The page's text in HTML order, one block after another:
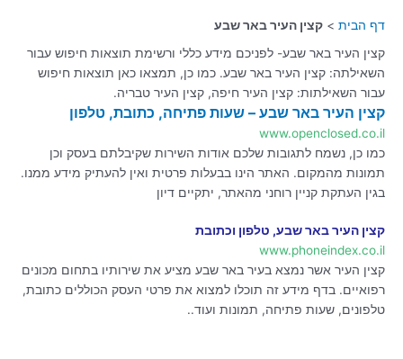
דף הבית
קצין העיר באר שבע
קצין העיר באר שבע- לפניכם מידע כללי ורשימת תוצאות חיפוש עבור
השאילתה: קצין העיר באר שבע. כמו כן, תמצאו כאן תוצאות חיפוש
עבור השאילתות: קצין העיר חיפה, קצין העיר טבריה.
קצין העיר באר שבע – שעות פתיחה, כתובת, טלפון
www.openclosed.co.il
כמו כן, נשמח לתגובות שלכם אודות השירות שקיבלתם בעסק וכן
תמונות מהמקום. האתר הינו בבעלות פרטית ואין להעתיק מידע ממנו.
בגין העתקת קניין רוחני מהאתר, יתקיים דיון
קצין העיר באר שבע, טלפון וכתובת
www.phoneindex.co.il
קצין העיר אשר נמצא בעיר באר שבע מציע את שירותיו בתחום מכונים
רפואיים. בדף מידע זה תוכלו למצוא את פרטי העסק הכוללים כתובת,
טלפונים, שעות פתיחה, תמונות ועוד..